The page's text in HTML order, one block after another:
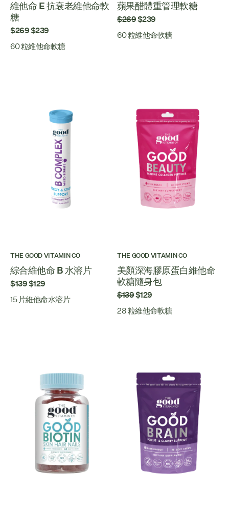
維他命 E 抗衰老維他命軟
糖
$269$239
60 粒維他命軟糖
蘋果醋體重管理軟糖
$269$239
60 粒維他命軟糖
THE GOOD VITAMIN CO
綜合維他命 B 水溶片
$139$129
15 片維他命水溶片
THE GOOD VITAMIN CO
美顏深海膠原蛋白維他命
軟糖隨身包
$139$129
28 粒維他命軟糖